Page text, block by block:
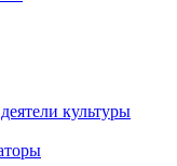
культуры